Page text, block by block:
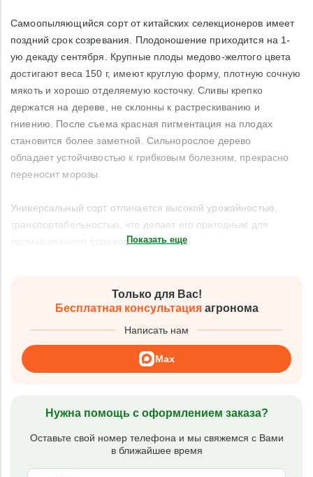
Самоопыляющийся сорт от китайских селекционеров имеет
поздний срок созревания. Плодоношение приходится на 1-
ую декаду сентября. Крупные плоды медово-желтого цвета
достигают веса 150 г, имеют круглую форму, плотную сочную
мякоть и хорошо отделяемую косточку. Сливы крепко
держатся на дереве, не склонны к растрескиванию и
гниению. После съема красная пигментация на плодах
становится более заметной. Сильнорослое дерево
обладает устойчивостью к грибковым болезням, прекрасно
переносит морозы.
Универсальный сорт отличается высокой урожайностью,
транспортабельностью, что делает его пригодным для
промышленного садоводства.Показать еще
Только для Вас!
Бесплатная консультацияагронома
Написать нам
Max
Нужна помощь с оформлением заказа?
Оставьте свой номер телефона и мы свяжемся с Вами
в ближайшее время